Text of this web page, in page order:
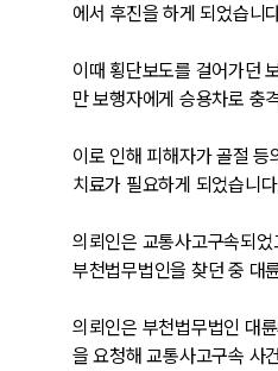
에서 후진을 하게 되었습니
이때 횡단보도를 걸어가던
만 보행자에게 승용차로 충
이로 인해 피해자가 골절 등
치료가 필요하게 되었습니다.
의뢰인은 교통사고구속되
부천법무법인을 찾던 중 대
의뢰인은 부천법무법인 대
을 요청해 교통사고구속 사